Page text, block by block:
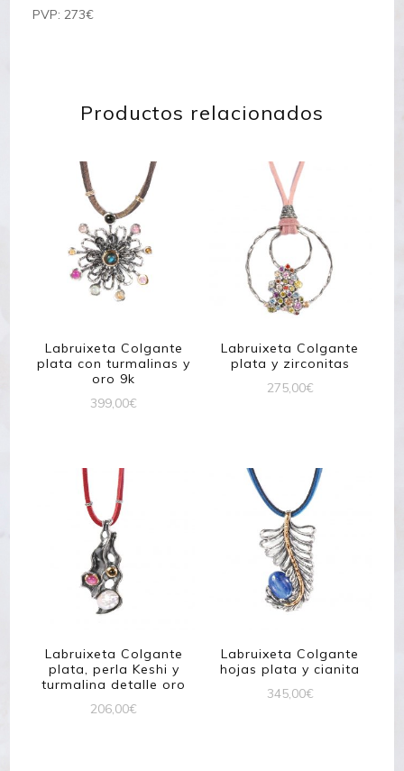
PVP: 273€
Productos relacionados
Labruixeta Colgante
plata con turmalinas y
oro 9k
399,00€
Labruixeta Colgante
plata y zirconitas
275,00€
Labruixeta Colgante
plata, perla Keshi y
turmalina detalle oro
206,00€
Labruixeta Colgante
hojas plata y cianita
345,00€